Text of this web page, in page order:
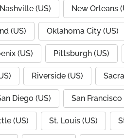
Nashville (US) New Orleans
(US) Oklahoma City (US)
(US) Pittsburgh (US)
Riverside (US)
Diego (US) San Francisco
(US) St. Louis (US)